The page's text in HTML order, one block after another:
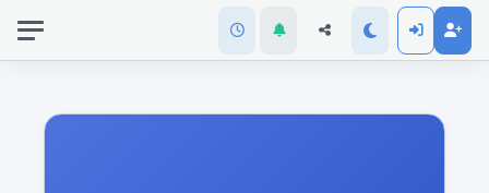
bağlantınız
Çevrimdışı